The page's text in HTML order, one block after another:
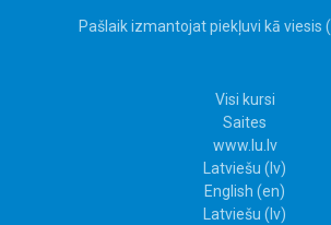
Pašlaik izmantojat piekļuvi kā viesis (
Visi kursi
Saites
www.lu.lv
Latviešu ‎(lv)‎
English ‎(en)‎
Latviešu ‎(lv)‎